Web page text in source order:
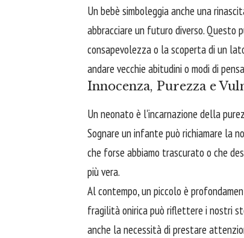
Un bebè simboleggia anche una
abbracciare un futuro diverso. Questo
consapevolezza o la scoperta di un
andare vecchie abitudini o modi di
Innocenza, Purezza e
Un neonato è l'incarnazione della
Sognare un infante può richiamare la
che forse abbiamo trascurato o che
più vera.
Al contempo, un piccolo è
fragilità onirica può riflettere i nostri
anche la necessità di prestare